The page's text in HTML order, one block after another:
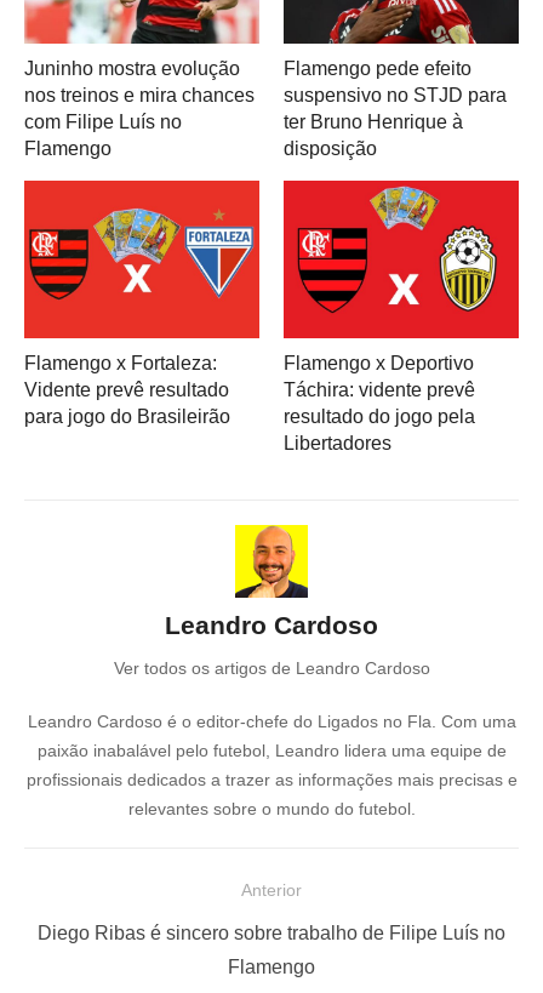
Juninho mostra evolução
nos treinos e mira chances
com Filipe Luís no
Flamengo
Flamengo pede efeito
suspensivo no STJD para
ter Bruno Henrique à
disposição
Flamengo x Fortaleza:
Vidente prevê resultado
para jogo do Brasileirão
Flamengo x Deportivo
Táchira: vidente prevê
resultado do jogo pela
Libertadores
Leandro Cardoso
Ver todos os artigos de Leandro Cardoso
Leandro Cardoso é o editor-chefe do Ligados no Fla. Com uma
paixão inabalável pelo futebol, Leandro lidera uma equipe de
profissionais dedicados a trazer as informações mais precisas e
relevantes sobre o mundo do futebol.
Anterior
P
Diego Ribas é sincero sobre trabalho de Filipe Luís no
Flamengo